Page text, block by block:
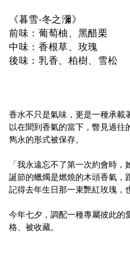
《暮雪-冬之瀰》
前味：葡萄柚、黑醋栗
中味：香根草、玫瑰
後味：乳香、柏樹、雪松
香水不只是氣味，更是一種承載
以在聞到香氣的當下，瞥見過往
雋永的形式被保存。
「我永遠忘不了第一次約會時
誕節的蠟燭是燃燒的木頭香氣，
記得去年生日那一束艷紅玫瑰，
今年七夕，調配一種專屬彼此的
格、被收藏。